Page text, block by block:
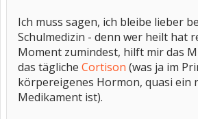
Ich muss sagen, ich bleibe lieber
Schulmedizin - denn wer heilt hat
Moment zumindest, hilft mir das
das tägliche Cortison (was ja im
körpereigenes Hormon, quasi ein
Medikament ist).